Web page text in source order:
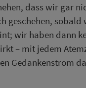
dass wir gar
geschehen, sobald
wir haben dann
– mit jedem
Gedankenstrom